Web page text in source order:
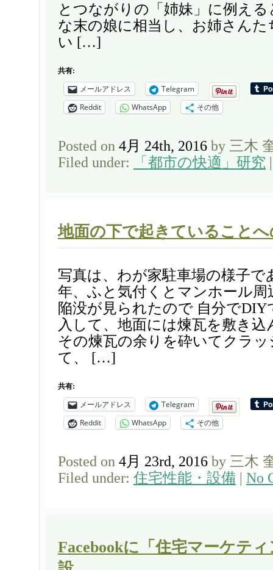
とつながりの「姉妹」に例える
な末の娘に相当し、お姉さん
い […]
共有:
メールアドレス
Telegram
Reddit
WhatsApp その他
Posted on 4月 24th, 2016 by 三木
Filed under:
「都市の快適」研究
地面の下で起きていること
写真は、わが家駐車場の様子で
年、ふと気付くとマンホール周
陥没が見られたので 自分で
入して、地面には煉瓦を敷き
その煉瓦の余りを砕いてクラ
て、 […]
共有:
メールアドレス
Telegram
Reddit
WhatsApp その他
Posted on 4月 23rd, 2016 by 三木
Filed under: 住宅性能・設備 No
Facebookに「住宅マーケテ